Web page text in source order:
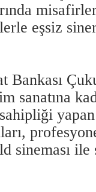
eşsiz
Bankası
sanatına
sahipliği
sineması